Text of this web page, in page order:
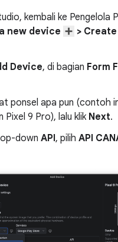
kembali ke Pengelola
new device
>
Device, di bagian Form
ponsel apa pun (contoh
Pixel 9 Pro), lalu klik Next.
down API, pilih API